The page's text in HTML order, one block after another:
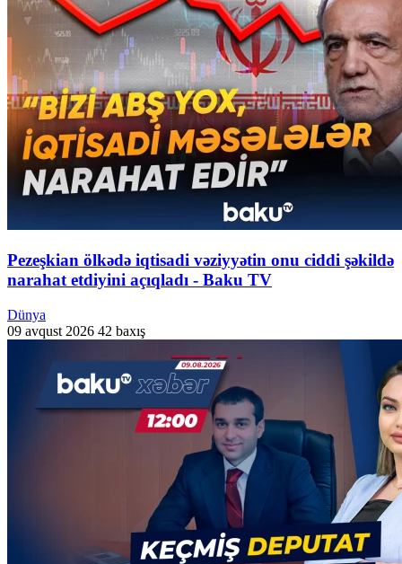
Pezeşkian ölkədə iqtisadi vəziyyətin onu ciddi şəkildə
narahat etdiyini açıqladı - Baku TV
Dünya
09 avqust 2026 42 baxış